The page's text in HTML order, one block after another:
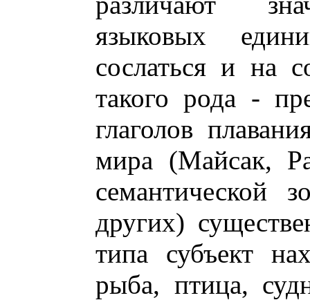
языковых
сослаться и на
такого рода -
глаголов
мира (Майсак,
семантической
других)
типа субъект
рыба, птица,